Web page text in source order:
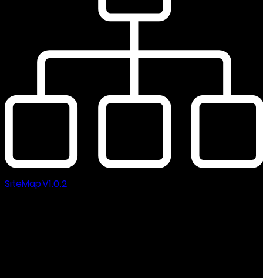
SiteMap V1.0.2